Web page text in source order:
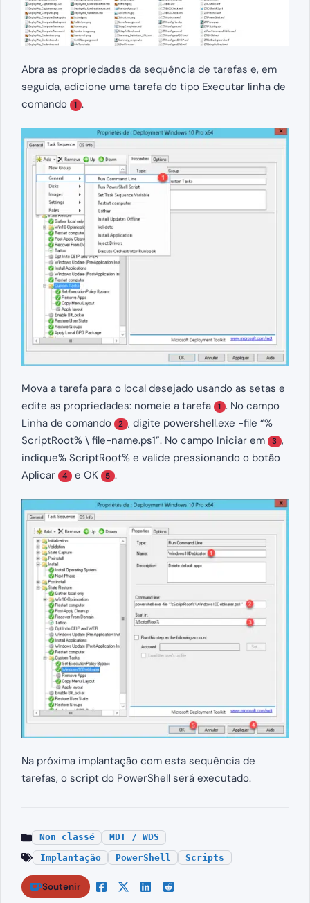
Abra as propriedades da sequência de tarefas e, em
seguida, adicione uma tarefa do tipo Executar linha de
comando
1 .
Mova a tarefa para o local desejado usando as setas e
edite as propriedades: nomeie a tarefa
1 . No campo
Linha de comando
2 , digite powershell.exe -file “%
ScriptRoot% \ file-name.ps1”. No campo Iniciar em
3 ,
indique% ScriptRoot% e valide pressionando o botão
Aplicar
4 e OK 5 .
Na próxima implantação com esta sequência de
tarefas, o script do PowerShell será executado.
Non classé
MDT / WDS
Implantação
PowerShell Scripts
Soutenir